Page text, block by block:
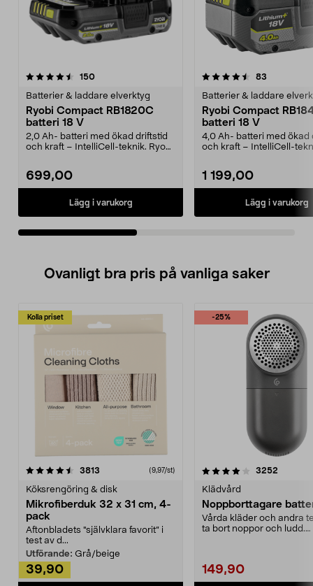
150recensioner
Batterier & laddare elverktyg
Ryobi Compact RB1820C
batteri 18 V
2,0 Ah- batteri med ökad driftstid
och kraft – IntelliCell-teknik. Ryobi
699,00
Lägg i varukorg
4.5av 5 stjärnor 83
Batterier & laddare
Ryobi Compact
batteri 18 V
4,0 Ah- batteri med ökad
och kraft – IntelliCell-
1 199,00
Lägg i varukorg
4.5av 5 stjärnor
Ovanligt bra pris på vanliga saker
Kolla priset
3813 (9,97/st)
Köksrengöring & disk
Mikrofiberduk 32 x 31 cm, 4-
pack
Aftonbladets "självklara favorit” i
test av d...
Utförande: Grå/beige
39,90
-25%
4.0av 5 stjärnor 3252
Klädvård
Noppborttagare
Vårda kläder och andra
ta bort noppor och ludd.
149,90
4.5av 5 stjärnor